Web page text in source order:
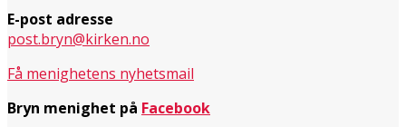
E-post adresse
post.bryn@kirken.no
Få menighetens nyhetsmail
Bryn menighet på Facebook